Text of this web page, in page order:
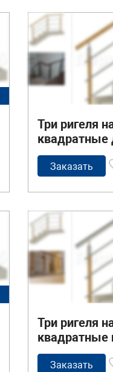
Три ригеля
квадратные
поручень и
Заказать
Три ригеля
квадратные
деревянные
Заказать